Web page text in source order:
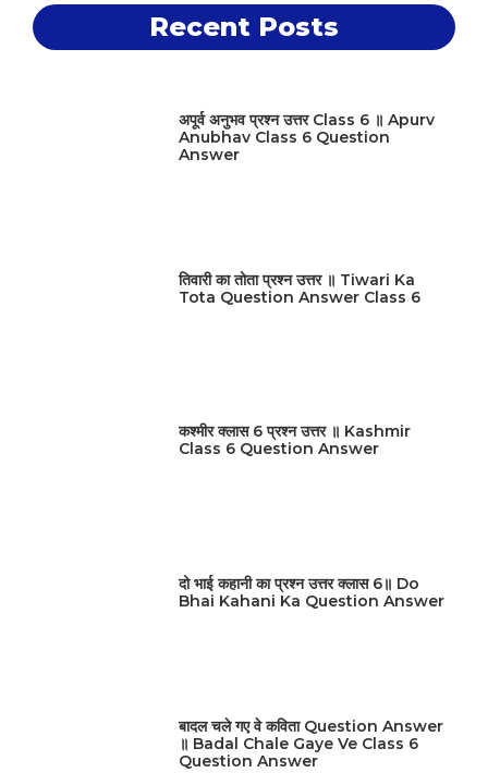
Recent Posts
अपूर्व अनुभव प्रश्न उत्तर Class 6 ॥ Apurv
Anubhav Class 6 Question
Answer
तिवारी का तोता प्रश्न उत्तर ॥ Tiwari Ka
Tota Question Answer Class 6
कश्मीर क्लास 6 प्रश्न उत्तर ॥ Kashmir
Class 6 Question Answer
दो भाई कहानी का प्रश्न उत्तर क्लास 6॥ Do
Bhai Kahani Ka Question Answer
बादल चले गए वे कविता Question Answer
॥ Badal Chale Gaye Ve Class 6
Question Answer